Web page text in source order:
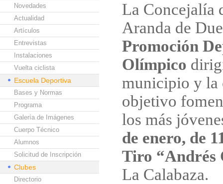
Novedades
Actualidad
Artículos
Entrevistas
Instalaciones
Vuelta ciclista
Escuela Deportiva
Bases y Normas
Programa
Galería de Imágenes
Cuerpo Técnico
Alumnos
Solicitud de Inscripción
Clubes
Directorio
La Concejalía
Aranda de
Promoción
Olímpico
municipio y la
objetivo
los más
de enero, de
Tiro “Andrés
La Calabaza.